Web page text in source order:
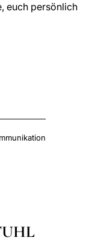
euch persönlich